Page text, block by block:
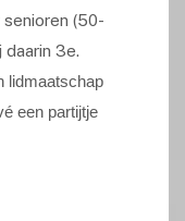
(50-
3e.
lidmaatschap
een partijtje